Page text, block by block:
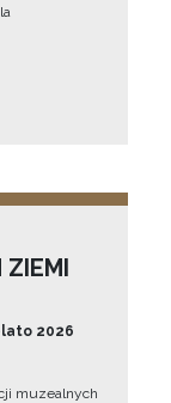
ZIEMI
2026
muzealnych